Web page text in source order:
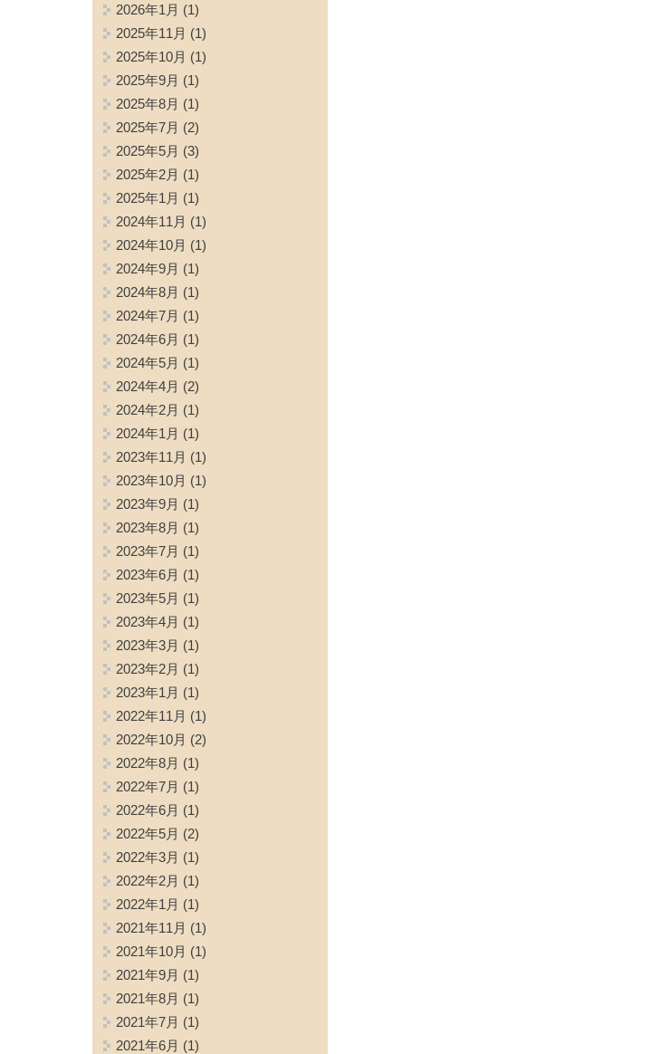
2026年1月 (1)
2025年11月 (1)
2025年10月 (1)
2025年9月 (1)
2025年8月 (1)
2025年7月 (2)
2025年5月 (3)
2025年2月 (1)
2025年1月 (1)
2024年11月 (1)
2024年10月 (1)
2024年9月 (1)
2024年8月 (1)
2024年7月 (1)
2024年6月 (1)
2024年5月 (1)
2024年4月 (2)
2024年2月 (1)
2024年1月 (1)
2023年11月 (1)
2023年10月 (1)
2023年9月 (1)
2023年8月 (1)
2023年7月 (1)
2023年6月 (1)
2023年5月 (1)
2023年4月 (1)
2023年3月 (1)
2023年2月 (1)
2023年1月 (1)
2022年11月 (1)
2022年10月 (2)
2022年8月 (1)
2022年7月 (1)
2022年6月 (1)
2022年5月 (2)
2022年3月 (1)
2022年2月 (1)
2022年1月 (1)
2021年11月 (1)
2021年10月 (1)
2021年9月 (1)
2021年8月 (1)
2021年7月 (1)
2021年6月 (1)